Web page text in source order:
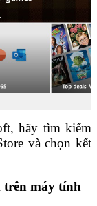
hãy tìm kiếm
và chọn kết
trên máy tính